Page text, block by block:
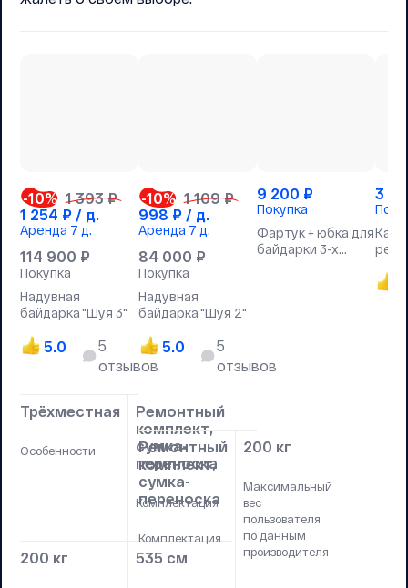
-10% 1 393 ₽
1 254 ₽ / д.
Аренда 7 д.
114 900 ₽
Покупка
Надувная
байдарка "Шуя 3"
5.0
5
отзывов
Трёхместная
Особенности
Ремонтный
комплект,
сумка-
переноска
Комплектация
200 кг 535 см
-10% 1 109 ₽
998 ₽ / д.
Аренда 7 д.
84 000 ₽
Покупка
Надувная
байдарка "Шуя 2"
5.0
5
отзывов
Ремонтный
комплект,
сумка-
переноска
Комплектация
200 кг
Максимальный
вес
пользователя
по данным
производителя
9 200 ₽
Покупка
Фартук + юбка для
байдарки 3-х
3